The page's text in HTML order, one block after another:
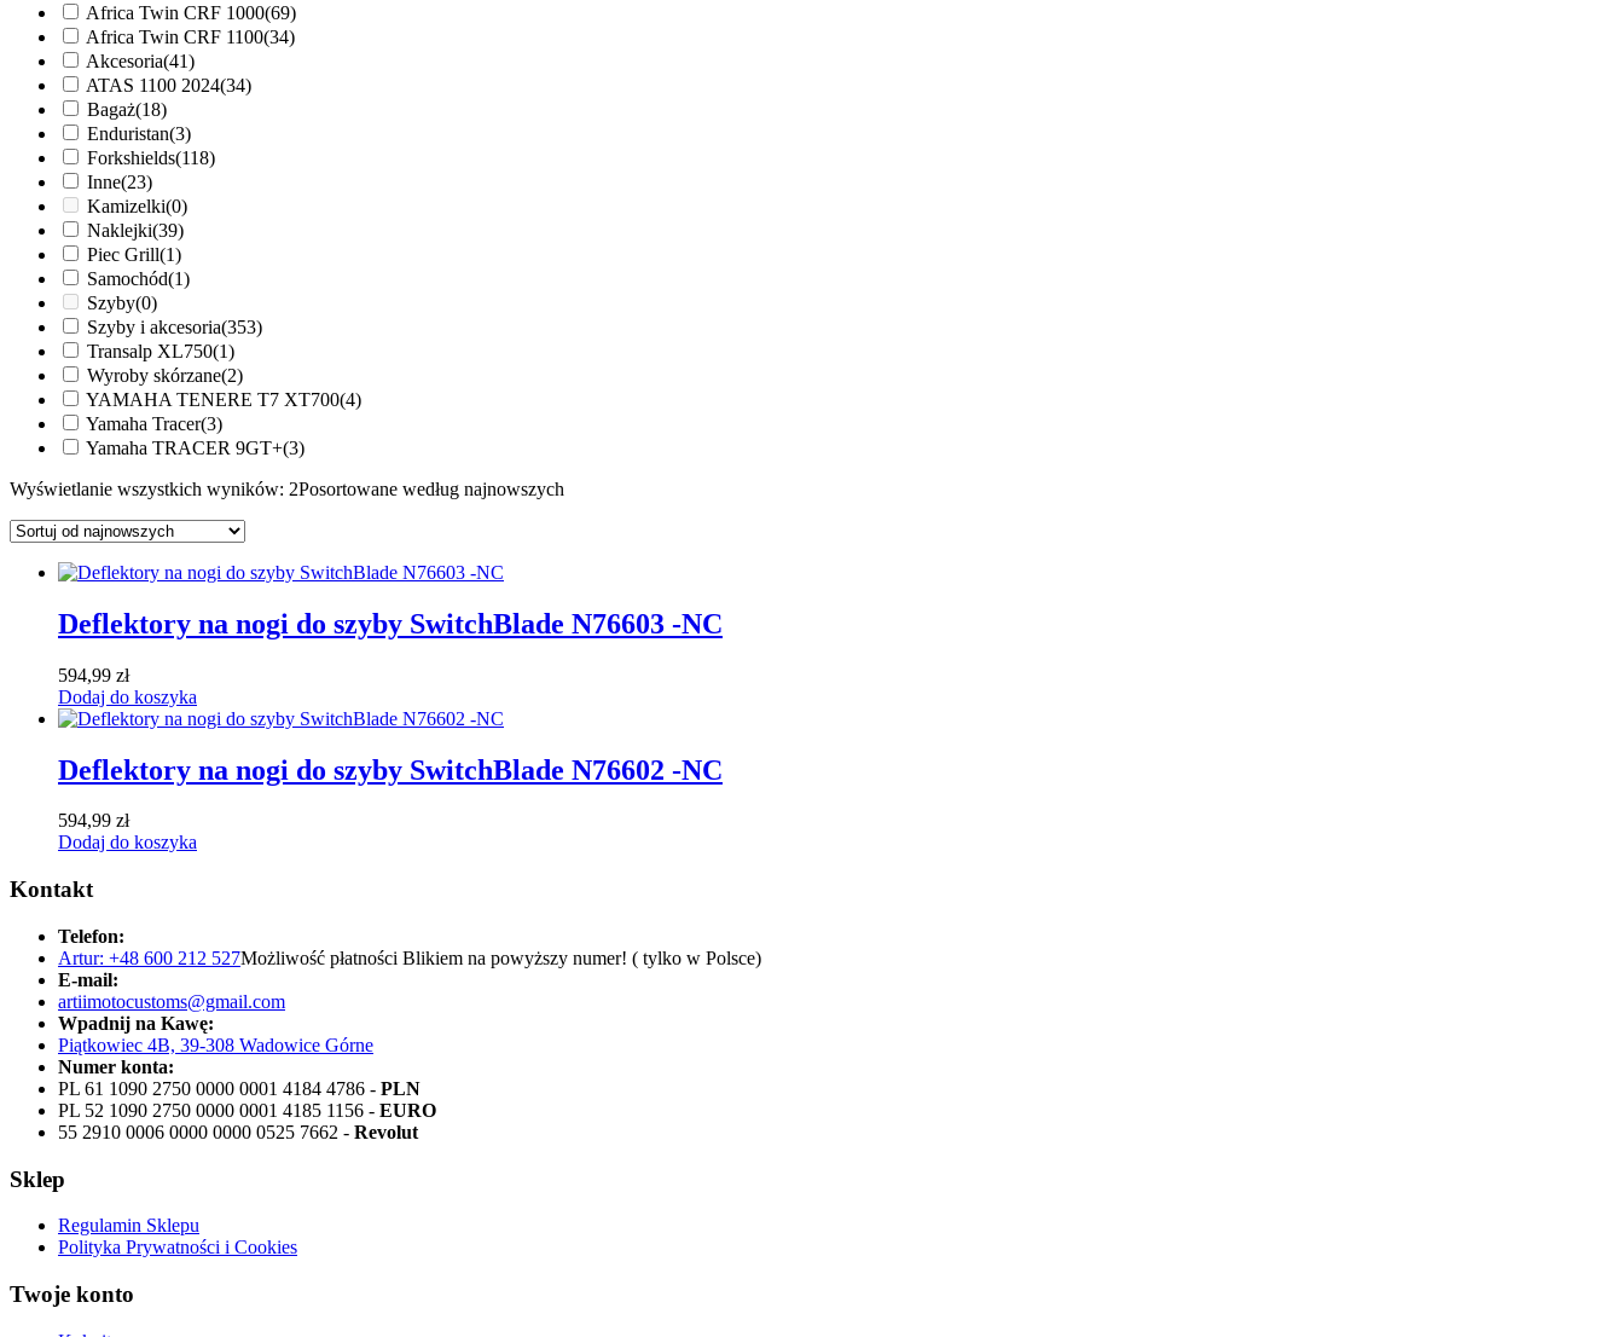
Africa Twin CRF 1000(69)
Africa Twin CRF 1100(34)
Akcesoria(41)
ATAS 1100 2024(34)
Bagaż(18)
Enduristan(3)
Forkshields(118)
Inne(23)
Kamizelki(0)
Naklejki(39)
Piec Grill(1)
Samochód(1)
Szyby(0)
Szyby i akcesoria(353)
Transalp XL750(1)
Wyroby skórzane(2)
YAMAHA TENERE T7 XT700(4)
Yamaha Tracer(3)
Yamaha TRACER 9GT+(3)
Wyświetlanie wszystkich wyników: 2Posortowane według najnowszych
Deflektory na nogi do szyby SwitchBlade N76603 -NC
594,99 zł
Dodaj do koszyka
Deflektory na nogi do szyby SwitchBlade N76602 -NC
594,99 zł
Dodaj do koszyka
Kontakt
Telefon:
Artur: +48 600 212 527Możliwość płatności Blikiem na powyższy numer! ( tylko w Polsce)
E-mail:
artiimotocustoms@gmail.com
Wpadnij na Kawę:
Piątkowiec 4B, 39-308 Wadowice Górne
Numer konta:
PL 61 1090 2750 0000 0001 4184 4786 - PLN
PL 52 1090 2750 0000 0001 4185 1156 - EURO
55 2910 0006 0000 0000 0525 7662 - Revolut
Sklep
Regulamin Sklepu
Polityka Prywatności i Cookies
Twoje konto